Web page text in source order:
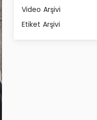
Video Arşivi
Etiket Arşivi